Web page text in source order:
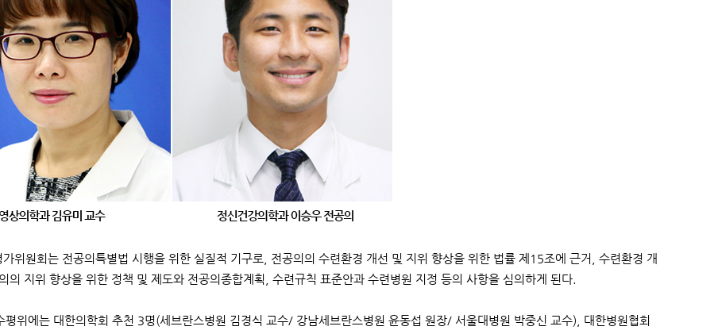
가위원회는 전공의특별법 시행을 위한 실질적 기구로, 전공의의 수련환경 개선 및 지위 향상을 위한 법률 제15조에 근거, 수련환경 개
의 지위 향상을 위한 정책 및 제도와 전공의종합계획, 수련규칙 표준안과 수련병원 지정 등의 사항을 심의하게 된다.
평위에는 대한의학회 추천 3명(세브란스병원 김경식 교수/ 강남세브란스병원 윤동섭 원장/ 서울대병원 박중신 교수), 대한병원협회